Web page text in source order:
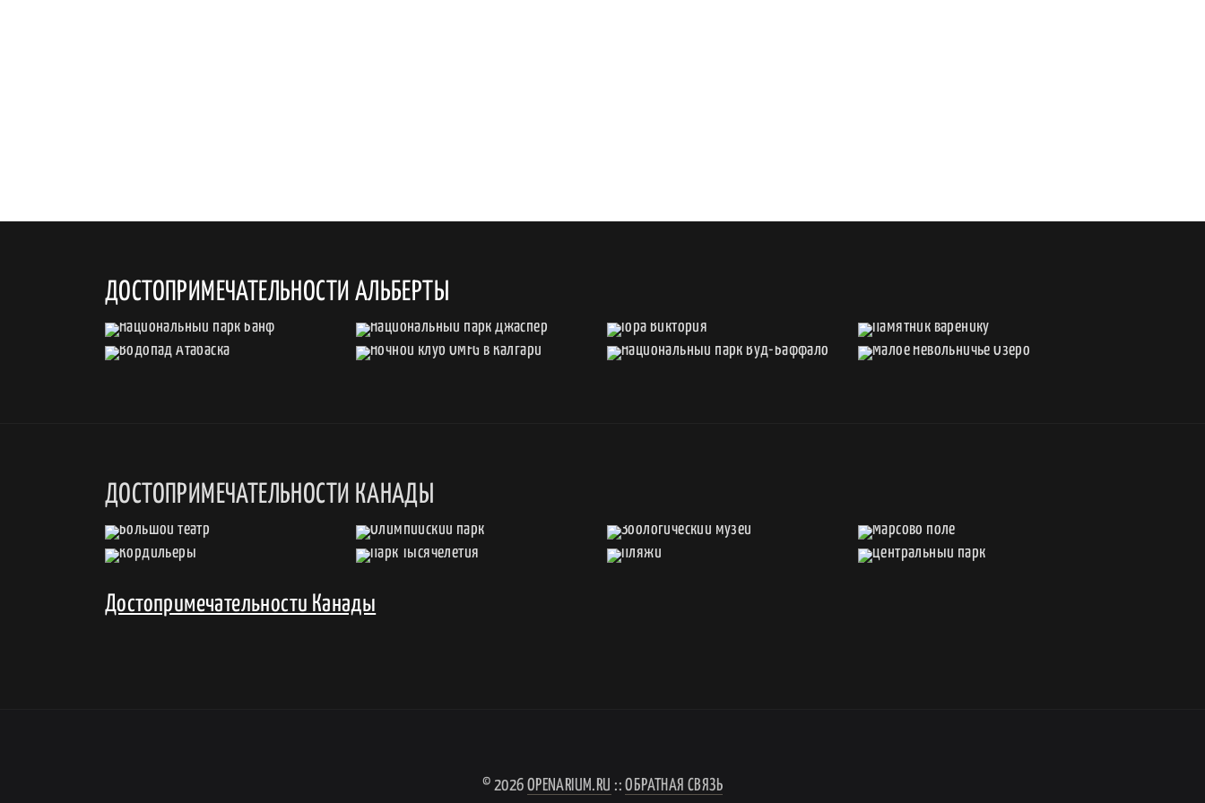
ДОСТОПРИМЕЧАТЕЛЬНОСТИ АЛЬБЕРТЫ
ДОСТОПРИМЕЧАТЕЛЬНОСТИ КАНАДЫ
Достопримечательности Канады
© 2026 OPENARIUM.RU ::ОБРАТНАЯ СВЯЗЬ